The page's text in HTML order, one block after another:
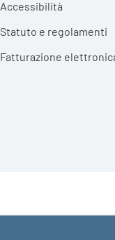
Accessibilità
Statuto e regolamenti
Fatturazione